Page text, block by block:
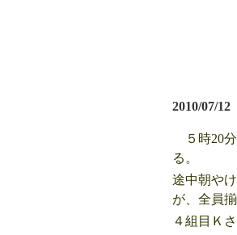
2010/07/12
５時20分
る。
途中朝や
が、全員
４組目Ｋ